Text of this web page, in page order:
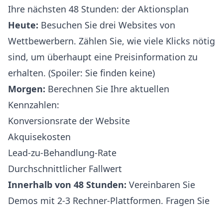
Ihre nächsten 48 Stunden: der Aktionsplan
Heute: Besuchen Sie drei Websites von
Wettbewerbern. Zählen Sie, wie viele Klicks nötig
sind, um überhaupt eine Preisinformation zu
erhalten. (Spoiler: Sie finden keine)
Morgen: Berechnen Sie Ihre aktuellen
Kennzahlen:
Konversionsrate der Website
Akquisekosten
Lead-zu-Behandlung-Rate
Durchschnittlicher Fallwert
Innerhalb von 48 Stunden: Vereinbaren Sie
Demos mit 2-3 Rechner-Plattformen. Fragen Sie